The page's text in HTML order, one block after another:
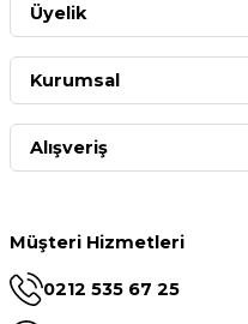
Müşteri Hizmetleri
0212 535 67 25
Üyelik
Kurumsal
Alışveriş